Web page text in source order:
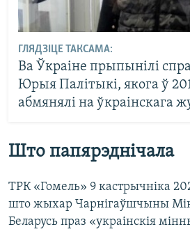
ГЛЯДЗІЦЕ ТАКСАМА:
Ва Ўкраіне прыпынілі
Юрыя Палітыкі, якога ў
абмянялі на ўкраінскага
Што папярэднічала
ТРК «Гомель» 9 кастрычніка
што жыхар Чарнігаўшчыны
Беларусь праз «украінскія